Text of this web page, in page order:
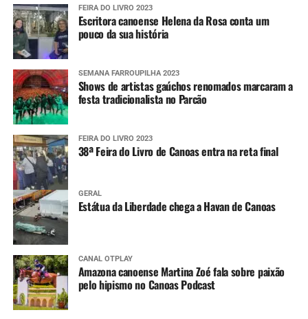
FEIRA DO LIVRO 2023
Escritora canoense Helena da Rosa conta um
pouco da sua história
SEMANA FARROUPILHA 2023
Shows de artistas gaúchos renomados marcaram a
festa tradicionalista no Parcão
FEIRA DO LIVRO 2023
38ª Feira do Livro de Canoas entra na reta final
GERAL
Estátua da Liberdade chega a Havan de Canoas
CANAL OTPLAY
Amazona canoense Martina Zoé fala sobre paixão
pelo hipismo no Canoas Podcast